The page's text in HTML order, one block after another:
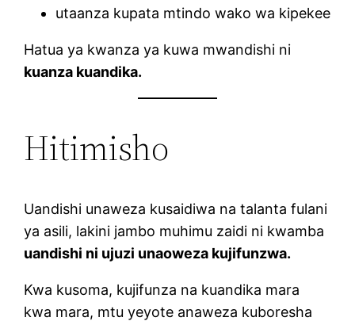
utaanza kupata mtindo wako wa kipekee
Hatua ya kwanza ya kuwa mwandishi ni
kuanza kuandika.
Hitimisho
Uandishi unaweza kusaidiwa na talanta fulani
ya asili, lakini jambo muhimu zaidi ni kwamba
uandishi ni ujuzi unaoweza kujifunzwa.
Kwa kusoma, kujifunza na kuandika mara
kwa mara, mtu yeyote anaweza kuboresha